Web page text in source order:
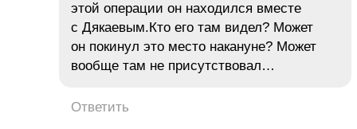
этой операции он находился вместе
с Дякаевым.Кто его там видел? Может
он покинул это место накануне? Может
вообще там не присутствовал…
Ответить